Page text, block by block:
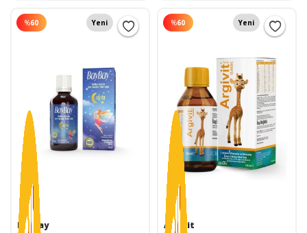
%60 Yeni
BayBay
%60 Yeni
Argivit